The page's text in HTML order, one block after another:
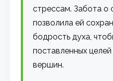
стрессам. Забота о
позволила ей
бодрость духа,
поставленных
вершин.